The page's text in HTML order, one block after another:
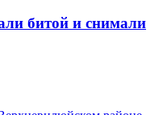
битой и снимали